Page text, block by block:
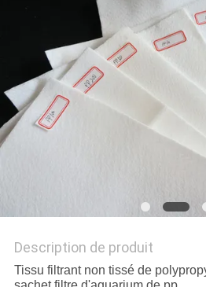
SITE
PRIVACY
POLICY
Description de produit
Tissu filtrant non tissé de